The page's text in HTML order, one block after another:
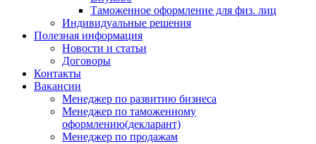
Таможенное оформление для физ. лиц
Индивидуальные решения
Полезная информация
Новости и статьи
Договоры
Контакты
Вакансии
Менеджер по развитию бизнеса
Менеджер по таможенному
оформлению(декларант)
Менеджер по продажам